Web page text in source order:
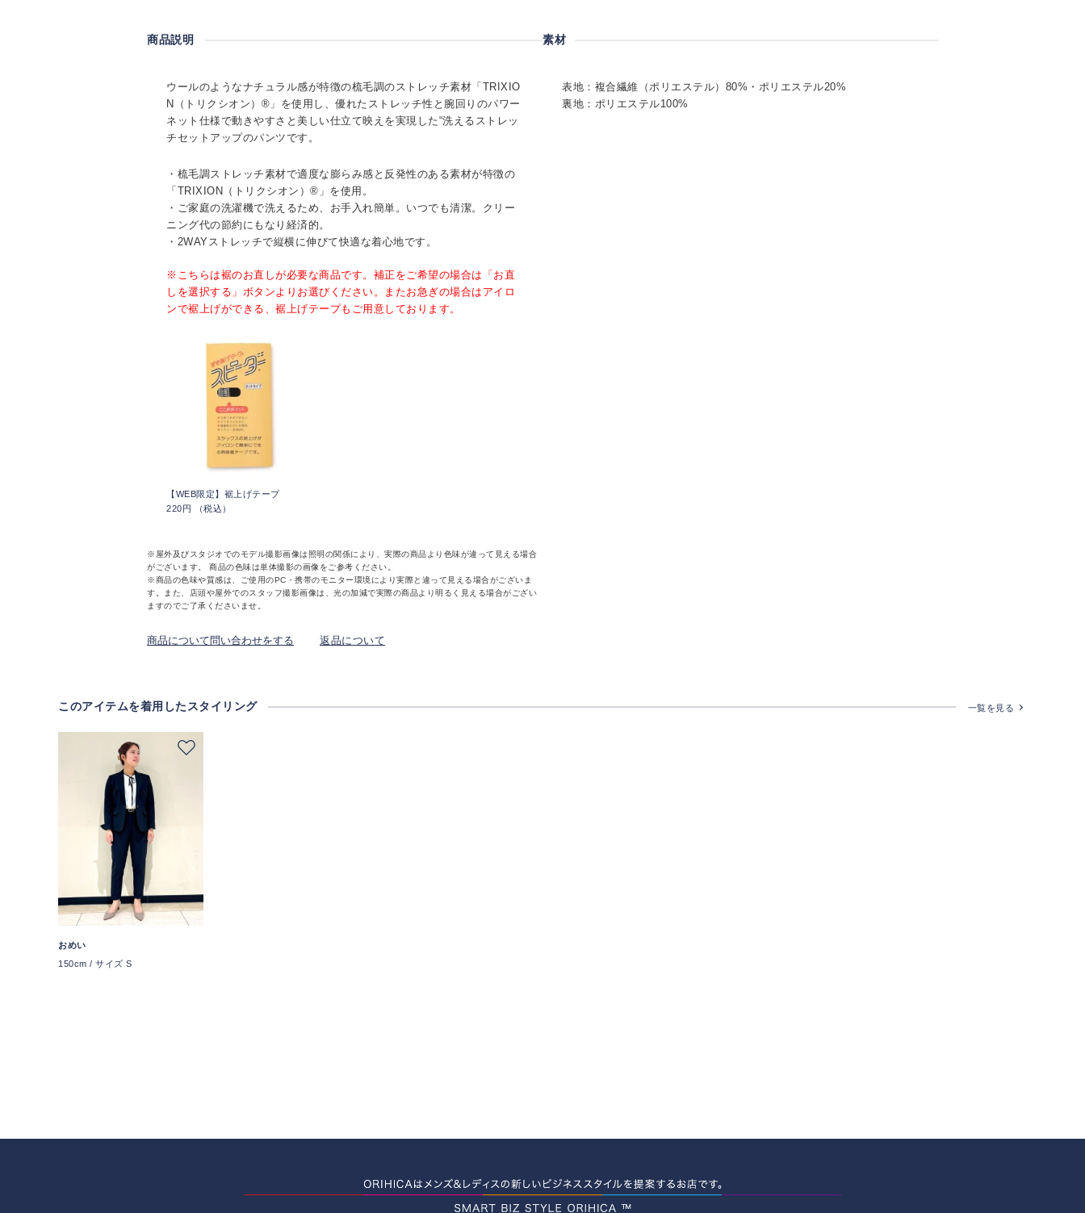
商品説明
ウールのようなナチュラル感が特徴の梳毛調のストレッチ素材「TRIXIO
N（トリクシオン）®」を使用し、優れたストレッチ性と腕回りのパワー
ネット仕様で動きやすさと美しい仕立て映えを実現した“洗えるストレッ
チセットアップのパンツです。
・梳毛調ストレッチ素材で適度な膨らみ感と反発性のある素材が特徴の
「TRIXION（トリクシオン）®」を使用。
・ご家庭の洗濯機で洗えるため、お手入れ簡単。いつでも清潔。クリー
ニング代の節約にもなり経済的。
・2WAYストレッチで縦横に伸びて快適な着心地です。
※こちらは裾のお直しが必要な商品です。補正をご希望の場合は「お直
しを選択する」ボタンよりお選びください。またお急ぎの場合はアイロ
ンで裾上げができる、裾上げテープもご用意しております。
【WEB限定】裾上げテープ
220円 （税込）
※屋外及びスタジオでのモデル撮影画像は照明の関係により、実際の商品より色味が違って見える場合
がございます。 商品の色味は単体撮影の画像をご参考ください。
※商品の色味や質感は、ご使用のPC・携帯のモニター環境により実際と違って見える場合がございま
す。また、店頭や屋外でのスタッフ撮影画像は、光の加減で実際の商品より明るく見える場合がござい
ますのでご了承くださいませ。
商品について問い合わせをする 返品について
素材
表地：複合繊維（ポリエステル）80%・ポリエステル20%
裏地：ポリエステル100%
このアイテムを着用したスタイリング 一覧を見る
おめい
150cm / サイズ S